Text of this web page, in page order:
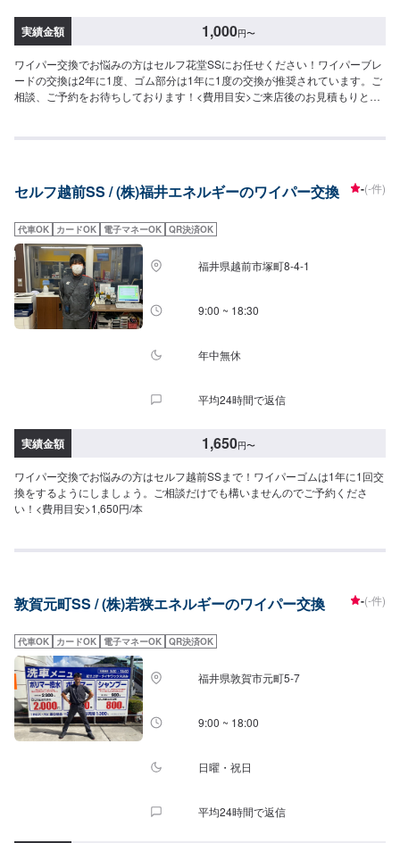
実績金額 1,000円〜
ワイパー交換でお悩みの方はセルフ花堂SSにお任せください！ワイパーブレ
ードの交換は2年に1度、ゴム部分は1年に1度の交換が推奨されています。ご
相談、ご予約をお待ちしております！<費用目安>ご来店後のお見積もりとな
セルフ越前SS / (株)福井エネルギーのワイパー交換 -(-件)
代車OK カードOK 電子マネーOK QR決済OK
福井県越前市塚町8-4-1
9:00 ~ 18:30
年中無休
平均24時間で返信
実績金額 1,650円〜
ワイパー交換でお悩みの方はセルフ越前SSまで！ワイパーゴムは1年に1回交
換をするようにしましょう。ご相談だけでも構いませんのでご予約くださ
い！<費用目安>1,650円/本
敦賀元町SS / (株)若狭エネルギーのワイパー交換 -(-件)
代車OK カードOK 電子マネーOK QR決済OK
福井県敦賀市元町5-7
9:00 ~ 18:00
日曜・祝日
平均24時間で返信